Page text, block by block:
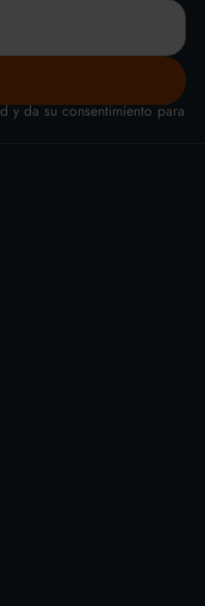
y da su consentimiento para